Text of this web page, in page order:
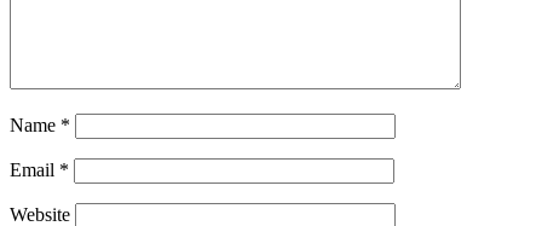
Name *
Email *
Website